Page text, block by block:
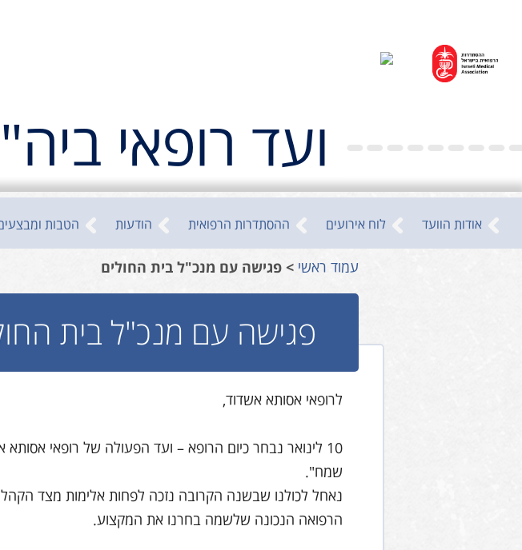
ועד רופאי
אודות הוועד לוח אירועים ההסתדרות הרפואית הודעות הטבות
עמוד ראשי פגישה עם מנכ"ל בית החולים
פגישה עם מנכ"ל בית
לרופאי אסותא אשדוד,
10 לינואר נבחר כיום הרופא – ועד הפעולה של רופאי
שמח".
נאחל לכולנו שבשנה הקרובה נזכה לפחות אלימות מצד
הרפואה הנכונה שלשמה בחרנו את המקצוע.